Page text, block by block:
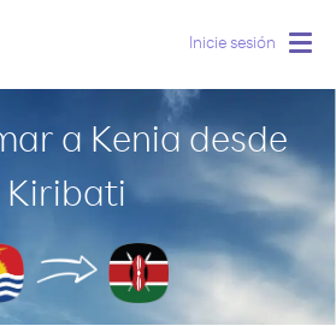
Inicie sesión
a Kenia desde
Kiribati